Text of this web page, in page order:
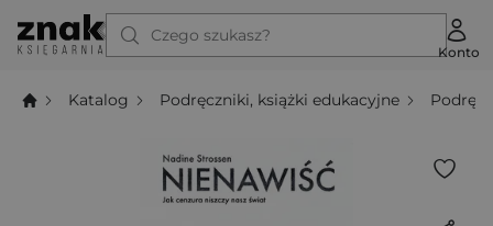
Czego szukasz?
Konto
Katalog Podręczniki, książki edukacyjne